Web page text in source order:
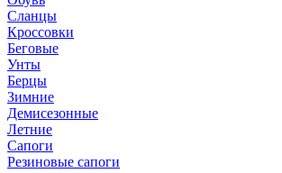
Сланцы
Кроссовки
Беговые
Унты
Берцы
Зимние
Демисезонные
Летние
Сапоги
Резиновые сапоги